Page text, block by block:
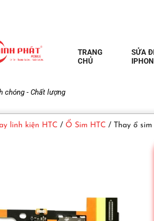
chóng - Chất lượng
TRANG
CHỦ
SỬA
linh kiện HTC / Ổ Sim HTC / Thay ổ sim